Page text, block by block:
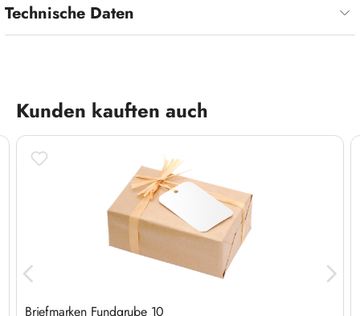
Technische Daten
Produktgalerie überspringen
Kunden kauften auch
Briefmarken Fundgrube 10